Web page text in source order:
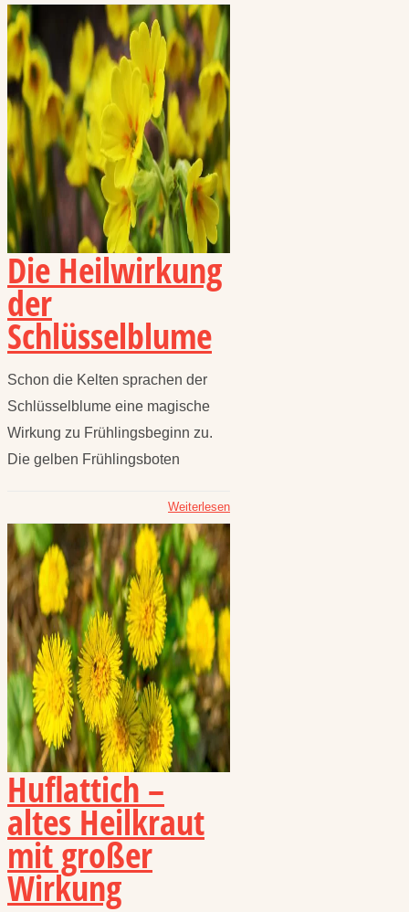
Die Heilwirkung
der
Schlüsselblume
Schon die Kelten sprachen der
Schlüsselblume eine magische
Wirkung zu Frühlingsbeginn zu.
Die gelben Frühlingsboten
Weiterlesen
Huflattich –
altes Heilkraut
mit großer
Wirkung